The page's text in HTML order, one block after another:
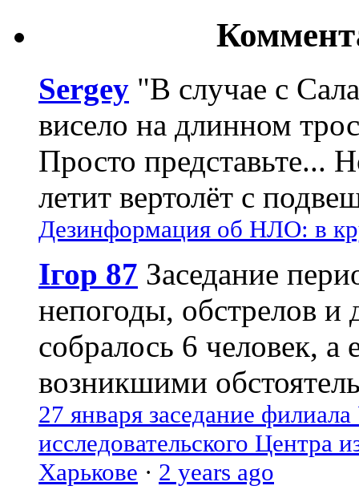
Sergey "В случае с
висело на длинном
Просто представьте...
летит вертолёт с
Дезинформация об НЛО: в
Ігор 87 Заседание
непогоды, обстрелов и
собралось 6 человек, а
возникшими
27 января заседание
исследовательского Центра
Харькове · 2 years ago